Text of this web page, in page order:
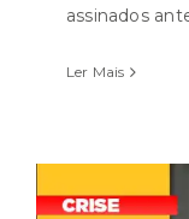
assinados
Ler Mais